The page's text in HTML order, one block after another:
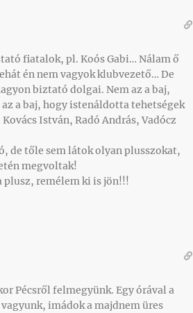
fiatalok, pl. Koós Gabi… Nálam ő
én nem vagyok klubvezető… De
biztató dolgai. Nem az a baj,
a baj, hogy istenáldotta tehetségek
István, Radó András, Vadócz
de tőle sem látok olyan plusszokat,
megvoltak!
plusz, remélem ki is jön!!!
Pécsről felmegyünk. Egy órával a
imádok a majdnem üres